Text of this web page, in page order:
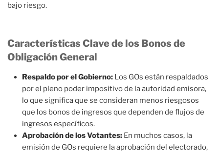
bajo riesgo.
Características Clave de los Bonos de
Obligación General
Respaldo por el Gobierno: Los GOs están respaldados
por el pleno poder impositivo de la autoridad emisora,
lo que significa que se consideran menos riesgosos
que los bonos de ingresos que dependen de flujos de
ingresos específicos.
Aprobación de los Votantes: En muchos casos, la
emisión de GOs requiere la aprobación del electorado,